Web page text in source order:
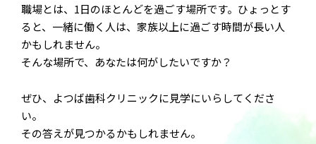
職場とは、1日のほとんどを過ごす場所です。ひょっとす
ると、一緒に働く人は、家族以上に過ごす時間が長い人
かもしれません。
そんな場所で、あなたは何がしたいですか？
ぜひ、よつば歯科クリニックに見学にいらしてくださ
い。
その答えが見つかるかもしれません。